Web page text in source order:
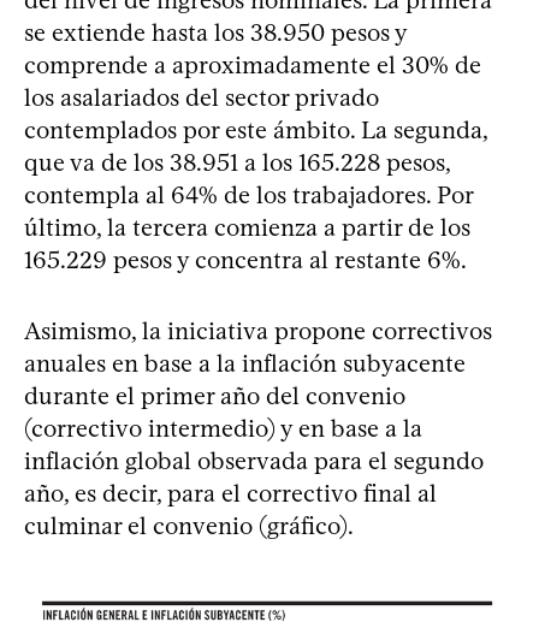
se extiende hasta los 38.950 pesos y
comprende a aproximadamente el 30% de
los asalariados del sector privado
contemplados por este ámbito. La segunda,
que va de los 38.951 a los 165.228 pesos,
contempla al 64% de los trabajadores. Por
último, la tercera comienza a partir de los
165.229 pesos y concentra al restante 6%.
Asimismo, la iniciativa propone correctivos
anuales en base a la inflación subyacente
durante el primer año del convenio
(correctivo intermedio) y en base a la
inflación global observada para el segundo
año, es decir, para el correctivo final al
culminar el convenio (gráfico).